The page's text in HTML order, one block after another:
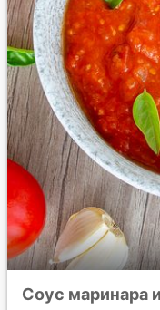
Соус маринара